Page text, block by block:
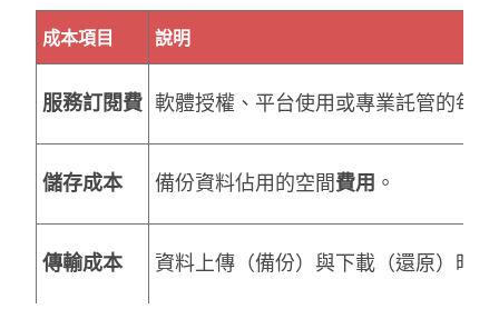
成本項目 說明
服務訂閱費 軟體授權、平台使用或專業託管的每
儲存成本 備份資料佔用的空間費用 。
傳輸成本 資料上傳（備份）與下載（還原）時